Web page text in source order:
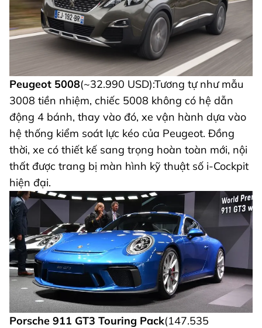
Peugeot 5008(~32.990 USD):Tương tự như mẫu
3008 tiền nhiệm, chiếc 5008 không có hệ dẫn
động 4 bánh, thay vào đó, xe vận hành dựa vào
hệ thống kiểm soát lực kéo của Peugeot. Đồng
thời, xe có thiết kế sang trọng hoàn toàn mới, nội
thất được trang bị màn hình kỹ thuật số i-Cockpit
hiện đại.
Porsche 911 GT3 Touring Pack(147.535